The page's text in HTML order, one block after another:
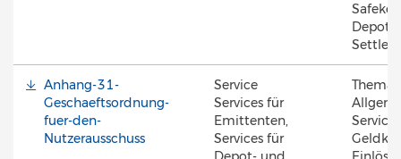
Anhang-31-
Geschaeftsordnung-
fuer-den-
Nutzerausschuss
Service
Services für
Emittenten,
Services für
Thema